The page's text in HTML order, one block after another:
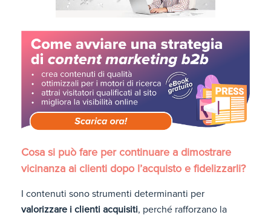
Cosa si può fare per continuare a dimostrare
vicinanza ai clienti dopo l’acquisto e fidelizzarli?
I contenuti sono strumenti determinanti per
valorizzare i clienti acquisiti, perché rafforzano la